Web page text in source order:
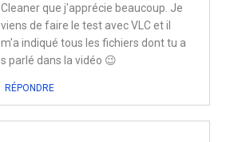
Cleaner que j'apprécie beaucoup. Je
viens de faire le test avec VLC et il
m'a indiqué tous les fichiers dont tu a
s parlé dans la vidéo 😉
RÉPONDRE